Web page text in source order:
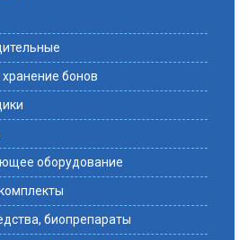
хранение бонов
оборудование
биопрепараты